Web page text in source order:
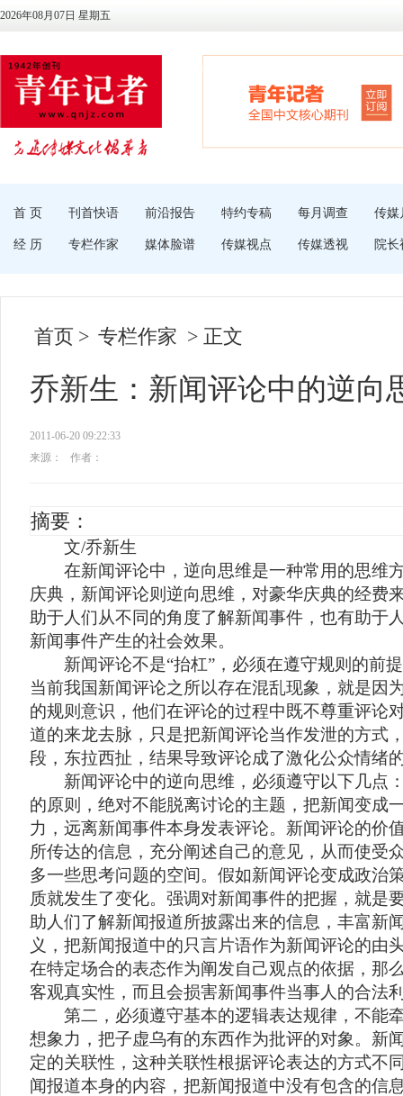
2026年08月07日 星期五
首 页 刊首快语 前沿报告 特约专稿 每月调查 传媒
经 历 专栏作家 媒体脸谱 传媒视点 传媒透视 院长
首页 > 专栏作家 > 正文
乔新生：新闻评论中的逆向
2011-06-20 09:22:33
来源：
作者：
摘要：
文/乔新生
在新闻评论中，逆向思维是一种常用的思维
庆典，新闻评论则逆向思维，对豪华庆典的经费
助于人们从不同的角度了解新闻事件，也有助于
新闻事件产生的社会效果。
新闻评论不是“抬杠”，必须在遵守规则的前
当前我国新闻评论之所以存在混乱现象，就是因
的规则意识，他们在评论的过程中既不尊重评论
道的来龙去脉，只是把新闻评论当作发泄的方式
段，东拉西扯，结果导致评论成了激化公众情绪
新闻评论中的逆向思维，必须遵守以下几点
的原则，绝对不能脱离讨论的主题，把新闻变成
力，远离新闻事件本身发表评论。新闻评论的价
所传达的信息，充分阐述自己的意见，从而使受
多一些思考问题的空间。假如新闻评论变成政治
质就发生了变化。强调对新闻事件的把握，就是
助人们了解新闻报道所披露出来的信息，丰富新
义，把新闻报道中的只言片语作为新闻评论的由
在特定场合的表态作为阐发自己观点的依据，那
客观真实性，而且会损害新闻事件当事人的合法
第二，必须遵守基本的逻辑表达规律，不能
想象力，把子虚乌有的东西作为批评的对象。新
定的关联性，这种关联性根据评论表达的方式不
闻报道本身的内容，把新闻报道中没有包含的信